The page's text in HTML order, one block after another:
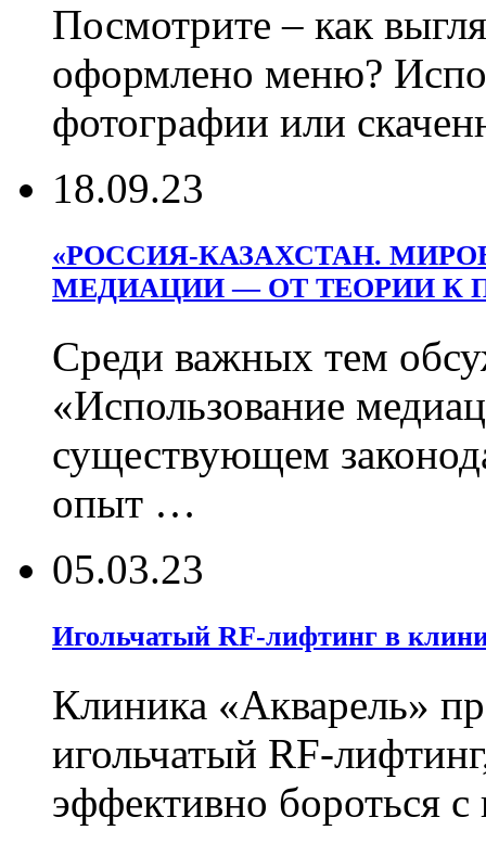
Посмотрите – как
оформлено меню?
фотографии или
18.09.23
«РОССИЯ-КАЗАХСТАН.
МЕДИАЦИИ — ОТ ТЕОРИИ К
Среди важных тем
«Использование
существующем
опыт …
05.03.23
Игольчатый RF-лифтинг в
Клиника «Акварель»
игольчатый RF-
эффективно бороться